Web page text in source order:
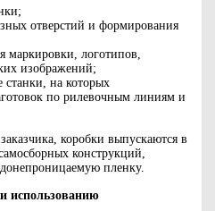
отверстий и формирования
маркировки, логотипов,
изображений;
станки, на которых
по рилевочным линиям и
коробки выпускаются в
конструкций,
пленку.
использованию